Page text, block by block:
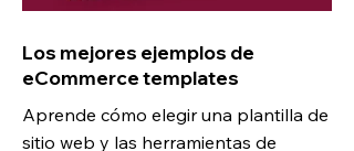
Los mejores ejemplos de
eCommerce templates
Aprende cómo elegir una plantilla de
sitio web y las herramientas de